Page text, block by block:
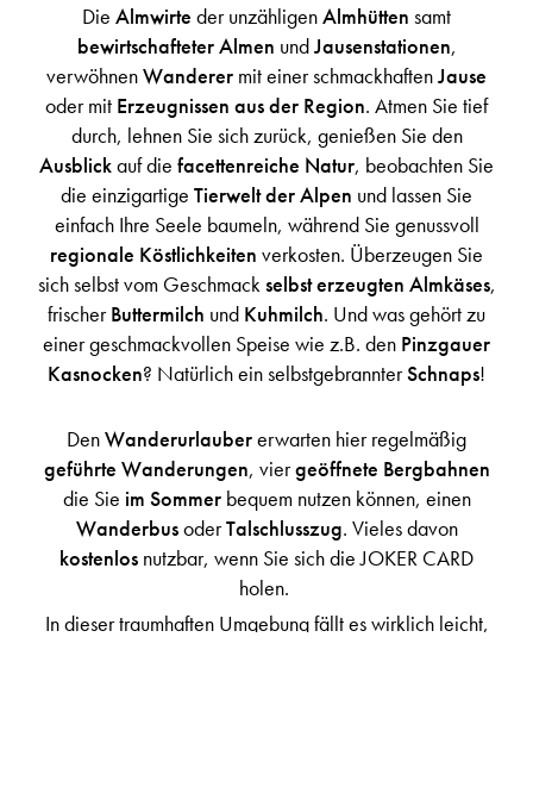
Die Almwirte der unzähligenAlmhütten samt
bewirtschafteter Almen undJausenstationen,
verwöhnenWanderer mit einer schmackhaftenJause
oder mit Erzeugnissen aus der Region. Atmen Sie tief
durch, lehnen Sie sich zurück, genießen Sie den
Ausblickauf die facettenreiche Natur, beobachten Sie
die einzigartige Tierwelt der Alpen und lassen Sie
einfach Ihre Seele baumeln, während Sie genussvoll
regionale Köstlichkeiten verkosten. Überzeugen Sie
sich selbst vom Geschmackselbst erzeugten Almkäses,
frischerButtermilch und Kuhmilch. Und was gehört zu
einer geschmackvollen Speise wie z.B. den Pinzgauer
Kasnocken? Natürlich ein selbstgebrannterSchnaps!
DenWanderurlaubererwarten hier regelmäßig
geführte Wanderungen, viergeöffnete Bergbahnen
die Sie im Sommer bequem nutzen können, einen
WanderbusoderTalschlusszug. Vieles davon
kostenlos nutzbar, wenn Sie sich die JOKER CARD
holen.
In dieser traumhaften Umgebung fällt es wirklich leicht,